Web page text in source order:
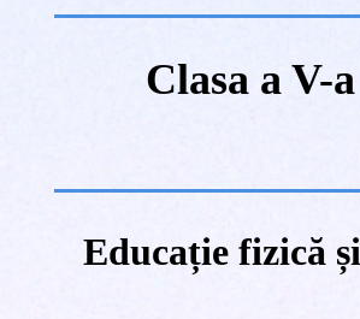
Clasa a V-
Educație fizică